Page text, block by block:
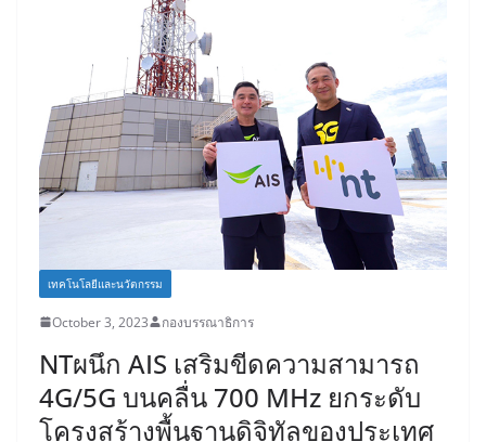
เทคโนโลยีและนวัตกรรม
October 3, 2023 กองบรรณาธิการ
NTผนึก AIS เสริมขีดความสามารถ
4G/5G บนคลื่น 700 MHz ยกระดับ
โครงสร้างพื้นฐานดิจิทัลของประเทศ